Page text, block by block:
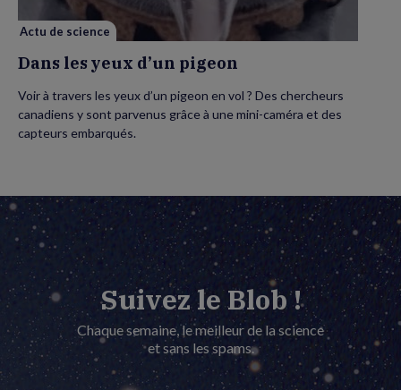
Actu de science
Dans les yeux d’un pigeon
Voir à travers les yeux d’un pigeon en vol ? Des chercheurs
canadiens y sont parvenus grâce à une mini-caméra et des
capteurs embarqués.
Suivez le Blob !
Chaque semaine, le meilleur de la science
et sans les spams.